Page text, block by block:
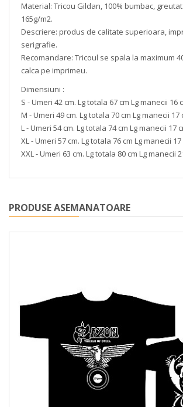
Material: Tricou Gildan, 100% bumbac,
165g/m2.
Descriere: produs de calitate superioara,
serigrafie.
Recomandare: Tricoul se spala la maximum
calca pe imprimeu.
Dimensiuni :
S - Umeri 42 cm. Lg totala 67 cm Lg manecii 16
M - Umeri 49 cm. Lg totala 70 cm Lg manecii 17
L - Umeri 54 cm. Lg totala 74 cm Lg manecii 17
XL - Umeri 57 cm. Lg totala 76 cm Lg manecii 17
XXL - Umeri 63 cm. Lg totala 80 cm Lg manecii
PRODUSE ASEMANATOARE